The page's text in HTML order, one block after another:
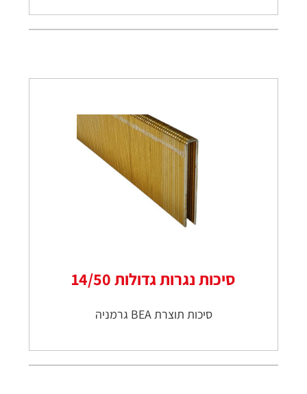
סיכות נגרות גדולות 14/50
סיכות תוצרת BEA גרמניה